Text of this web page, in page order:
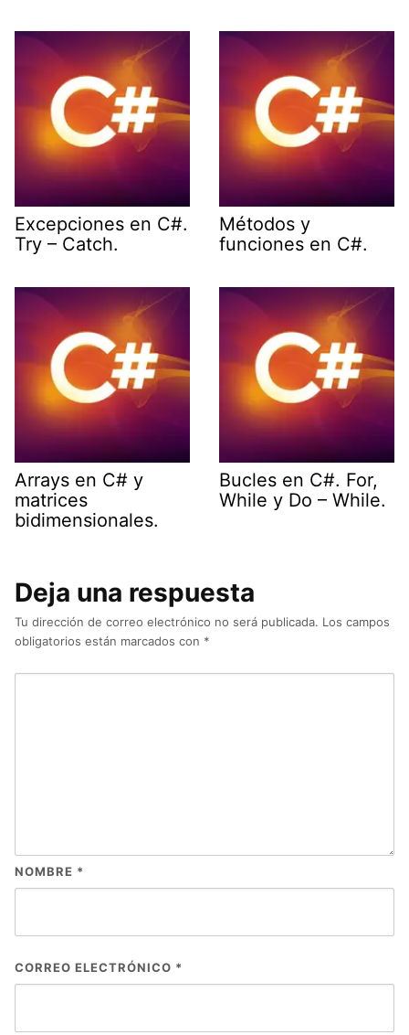
Excepciones en C#.
Try – Catch.
Métodos y
funciones en C#.
Arrays en C# y
matrices
bidimensionales.
Bucles en C#. For,
While y Do – While.
Deja una respuesta
Tu dirección de correo electrónico no será publicada. Los campos
obligatorios están marcados con *
NOMBRE *
CORREO ELECTRÓNICO *